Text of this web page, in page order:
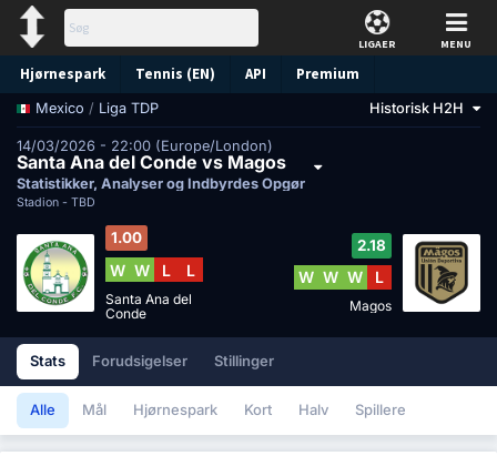
LIGAER MENU
Hjørnespark Tennis (EN) API Premium
Forudsigelse
Mexico / Liga TDP Historisk H2H
14/03/2026 - 22:00 (Europe/London)
Santa Ana del Conde vs Magos
Statistikker, Analyser og Indbyrdes Opgør
Stadion - TBD
1.00
W W L L
Santa Ana del
Conde
2.18
W W W L
Magos
Stats Forudsigelser Stillinger
Alle Mål Hjørnespark Kort Halv Spillere